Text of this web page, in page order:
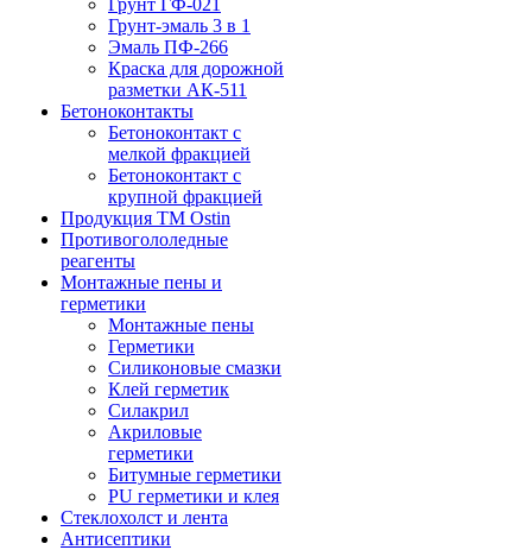
Грунт ГФ-021
Грунт-эмаль 3 в 1
Эмаль ПФ-266
Краска для дорожной
разметки АК-511
Бетоноконтакты
Бетоноконтакт с
мелкой фракцией
Бетоноконтакт с
крупной фракцией
Продукция ТМ Ostin
Противогололедные
реагенты
Монтажные пены и
герметики
Монтажные пены
Герметики
Силиконовые смазки
Клей герметик
Силакрил
Акриловые
герметики
Битумные герметики
PU герметики и клея
Стеклохолст и лента
Антисептики